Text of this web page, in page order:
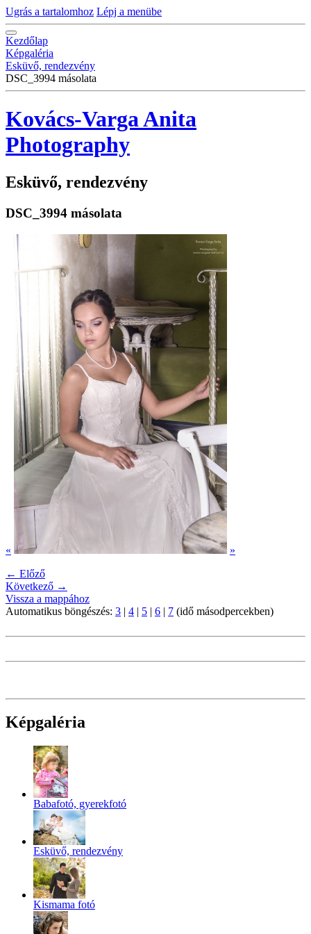
Ugrás a tartalomhoz Lépj a menübe
Kezdőlap
Képgaléria
Esküvő, rendezvény
DSC_3994 másolata
Kovács-Varga Anita
Photography
Esküvő, rendezvény
DSC_3994 másolata
«
»
← Előző
Következő →
Vissza a mappához
Automatikus böngészés: 3 | 4 | 5 | 6 | 7 (idő másodpercekben)
Képgaléria
Babafotó, gyerekfotó
Esküvő, rendezvény
Kismama fotó